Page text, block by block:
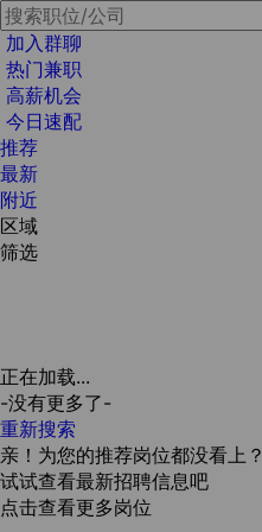
加入群聊
热门兼职
高薪机会
今日速配
推荐
最新
附近
区域
筛选
正在加载...
-没有更多了-
重新搜索
亲！为您的推荐岗位都没看上？
试试查看最新招聘信息吧
点击查看更多岗位